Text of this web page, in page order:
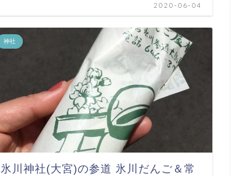
2020-06-04
神社
氷川神社(大宮)の参道 氷川だんご＆常